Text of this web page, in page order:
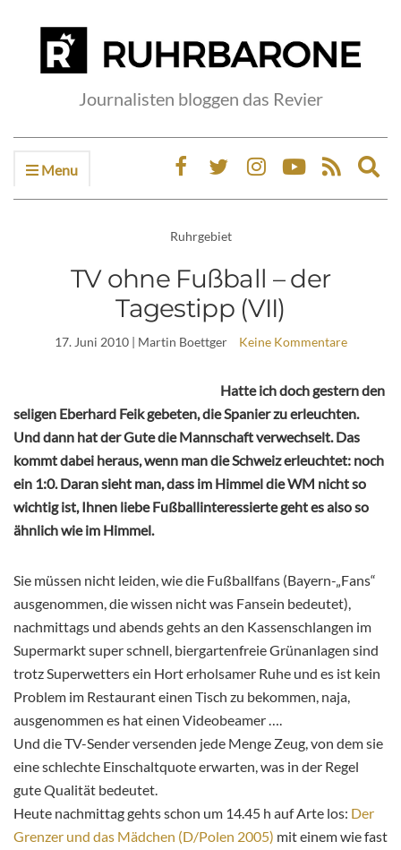
Journalisten bloggen das Revier
Menu
Ruhrgebiet
TV ohne Fußball – der
Tagestipp (VII)
17. Juni 2010| Martin Boettger Keine Kommentare
Hatte ich doch gestern den
seligen Eberhard Feik gebeten, die Spanier zu erleuchten.
Und dann hat der Gute die Mannschaft verwechselt. Das
kommt dabei heraus, wenn man die Schweiz erleuchtet: noch
ein 1:0. Daran sieht man, dass im Himmel die WM nicht so
wichtig ist, Ihnen liebe Fußballinteressierte geht es also so
ähnlich wie im Himmel.
Sie müssen nicht leiden, wie die Fußballfans (Bayern-„Fans“
ausgenommen, die wissen nicht was Fansein bedeutet),
nachmittags und abends gehts an den Kassenschlangen im
Supermarkt super schnell, biergartenfreie Grünanlagen sind
trotz Superwetters ein Hort erholsamer Ruhe und es ist kein
Problem im Restaurant einen Tisch zu bekommen, naja,
ausgenommen es hat einen Videobeamer ….
Und die TV-Sender versenden jede Menge Zeug, von dem sie
eine schlechte Einschaltquote erwarten, was in der Regel
gute Qualität bedeutet.
Heute nachmittag gehts schon um 14.45 h auf Arte los: Der
Grenzer und das Mädchen (D/Polen 2005) mit einem wie fast